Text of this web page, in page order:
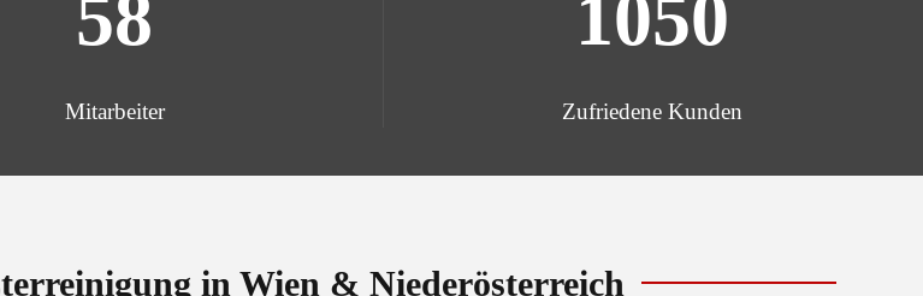
58
Mitarbeiter
1050
Zufriedene Kunden
in Wien & Niederösterreich